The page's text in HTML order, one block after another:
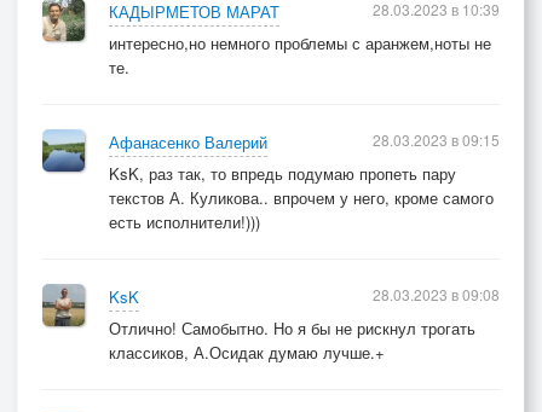
КАДЫРМЕТОВ МАРАТ
интересно,но немного проблемы с аранжем,ноты не
те.
28.03.2023 в 10:39
Афанасенко Валерий
KsK, раз так, то впредь подумаю пропеть пару
текстов А. Куликова.. впрочем у него, кроме самого
есть исполнители!)))
28.03.2023 в 09:15
KsK
Отлично! Самобытно. Но я бы не рискнул трогать
классиков, А.Осидак думаю лучше.+
28.03.2023 в 09:08